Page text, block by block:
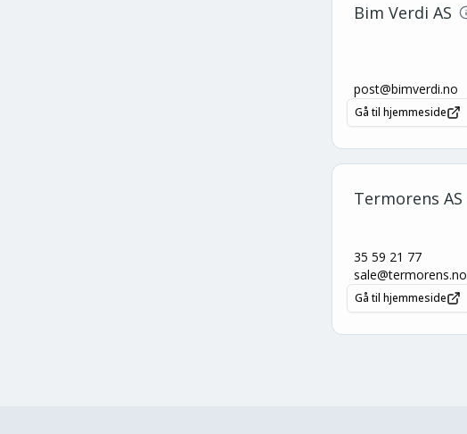
Bim Verdi AS
post@bimverdi.no
Gå til hjemmeside
Termorens AS
35 59 21 77
sale@termorens.no
Gå til hjemmeside